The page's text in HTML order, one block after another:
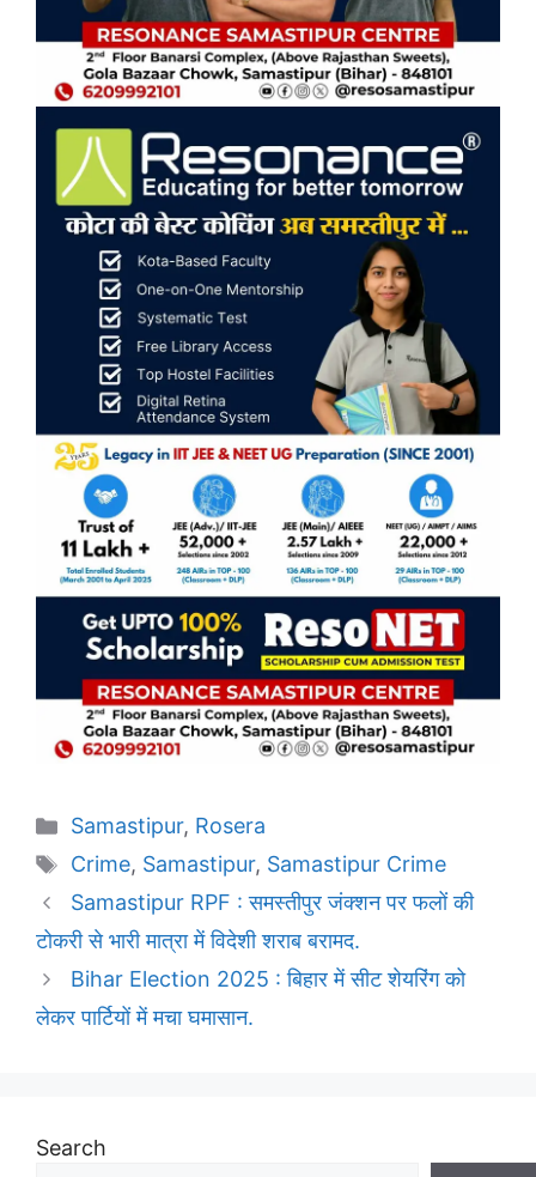
Categories
Samastipur, Rosera
Tags
Crime, Samastipur, Samastipur Crime
Samastipur RPF : समस्तीपुर जंक्शन पर फलों की
टोकरी से भारी मात्रा में विदेशी शराब बरामद.
Bihar Election 2025 : बिहार में सीट शेयरिंग को
लेकर पार्टियों में मचा घमासान.
Search